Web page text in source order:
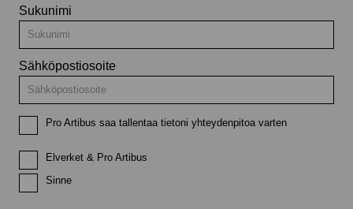
Sukunimi
Sähköpostiosoite
Pro Artibus saa tallentaa tietoni yhteydenpitoa varten
Elverket & Pro Artibus
Sinne